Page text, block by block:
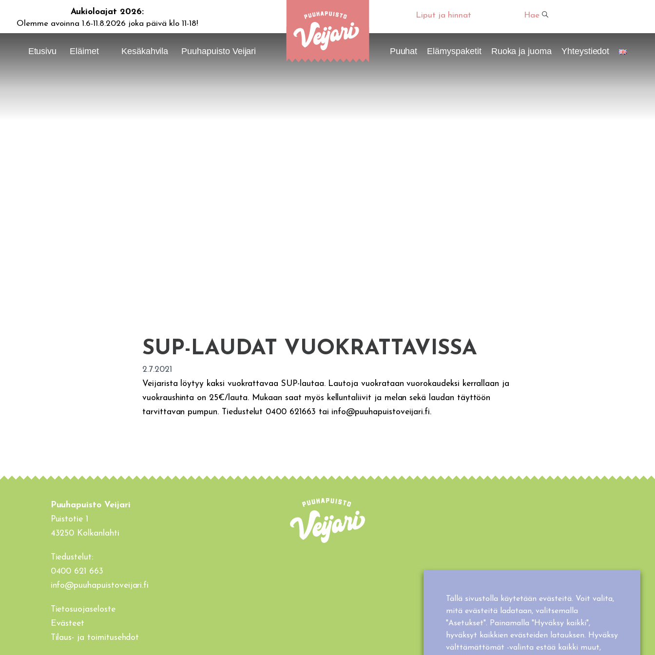
Aukioloajat 2026:
Olemme avoinna 1.6-11.8.2026 joka päivä klo 11-18!
Liput ja hinnat Hae
Etusivu Eläimet Kesäkahvila Puuhapuisto Veijari Puuhat Elämyspaketit Ruoka ja juoma Yhteystiedot
SUP-LAUDAT VUOKRATTAVISSA
2.7.2021
Veijarista löytyy kaksi vuokrattavaa SUP-lautaa. Lautoja vuokrataan vuorokaudeksi kerrallaan ja
vuokraushinta on 25€/lauta. Mukaan saat myös kelluntaliivit ja melan sekä laudan täyttöön
tarvittavan pumpun. Tiedustelut 0400 621663 tai info@puuhapuistoveijari.fi.
Puuhapuisto Veijari
Puistotie 1
43250 Kolkanlahti
Tiedustelut:
0400 621 663
info@puuhapuistoveijari.fi
Tietosuojaseloste
Evästeet
Tilaus- ja toimitusehdot
Tällä sivustolla käytetään evästeitä. Voit valita,
mitä evästeitä ladataan, valitsemalla
"Asetukset". Painamalla "Hyväksy kaikki",
hyväksyt kaikkien evästeiden latauksen. Hyväksy
välttämättömät -valinta estää kaikki muut,